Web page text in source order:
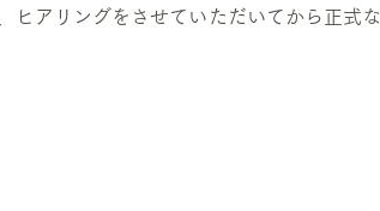
ヒアリングをさせていただいてから正式